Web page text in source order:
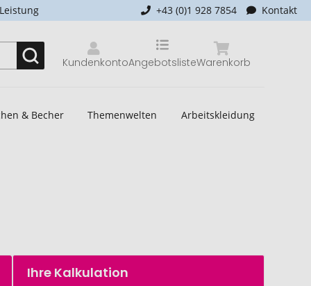
+43 (0)1 928 7854 Kontakt
Kundenkonto Warenkorb
Angebotsliste
& Becher Themenwelten Arbeitskleidung
Ihre Kalkulation